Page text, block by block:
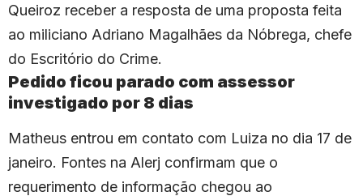
Queiroz receber a resposta de uma proposta feita
ao miliciano Adriano Magalhães da Nóbrega, chefe
do Escritório do Crime.
Pedido ficou parado com assessor
investigado por 8 dias
Matheus entrou em contato com Luiza no dia 17 de
janeiro. Fontes na Alerj confirmam que o
requerimento de informação chegou ao